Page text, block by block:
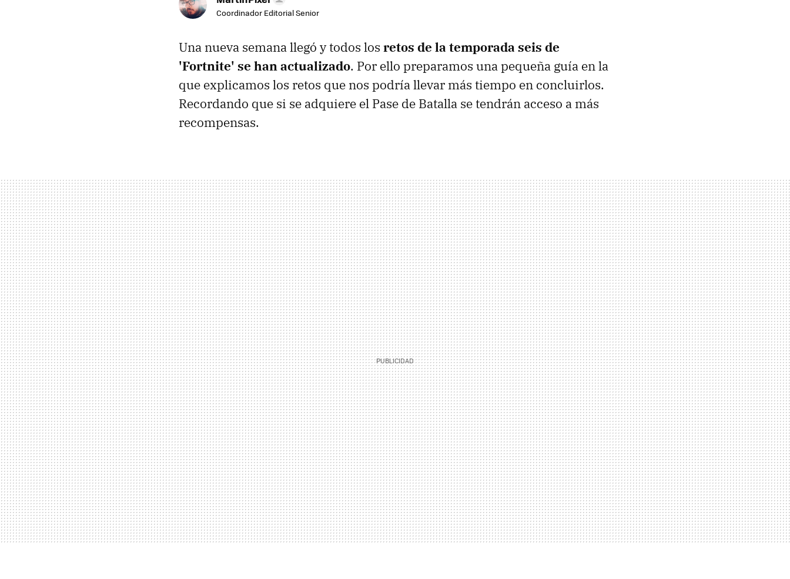
Coordinador Editorial Senior
Una nueva semana llegó y todos los retos de la temporada seis de
'Fortnite' se han actualizado. Por ello preparamos una pequeña guía en la
que explicamos los retos que nos podría llevar más tiempo en concluirlos.
Recordando que si se adquiere el Pase de Batalla se tendrán acceso a más
recompensas.